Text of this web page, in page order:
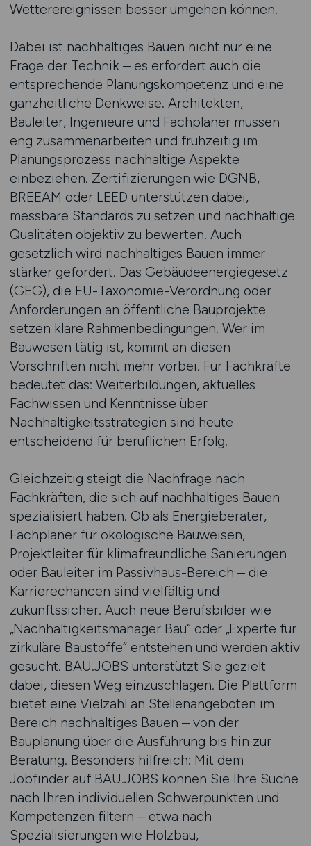
Wetterereignissen besser umgehen können.
Dabei ist nachhaltiges Bauen nicht nur eine
Frage der Technik – es erfordert auch die
entsprechende Planungskompetenz und eine
ganzheitliche Denkweise. Architekten,
Bauleiter, Ingenieure und Fachplaner müssen
eng zusammenarbeiten und frühzeitig im
Planungsprozess nachhaltige Aspekte
einbeziehen. Zertifizierungen wie DGNB,
BREEAM oder LEED unterstützen dabei,
messbare Standards zu setzen und nachhaltige
Qualitäten objektiv zu bewerten. Auch
gesetzlich wird nachhaltiges Bauen immer
stärker gefordert. Das Gebäudeenergiegesetz
(GEG), die EU-Taxonomie-Verordnung oder
Anforderungen an öffentliche Bauprojekte
setzen klare Rahmenbedingungen. Wer im
Bauwesen tätig ist, kommt an diesen
Vorschriften nicht mehr vorbei. Für Fachkräfte
bedeutet das: Weiterbildungen, aktuelles
Fachwissen und Kenntnisse über
Nachhaltigkeitsstrategien sind heute
entscheidend für beruflichen Erfolg.
Gleichzeitig steigt die Nachfrage nach
Fachkräften, die sich auf nachhaltiges Bauen
spezialisiert haben. Ob als Energieberater,
Fachplaner für ökologische Bauweisen,
Projektleiter für klimafreundliche Sanierungen
oder Bauleiter im Passivhaus-Bereich – die
Karrierechancen sind vielfältig und
zukunftssicher. Auch neue Berufsbilder wie
„Nachhaltigkeitsmanager Bau“ oder „Experte für
zirkuläre Baustoffe“ entstehen und werden aktiv
gesucht. BAU.JOBS unterstützt Sie gezielt
dabei, diesen Weg einzuschlagen. Die Plattform
bietet eine Vielzahl an Stellenangeboten im
Bereich nachhaltiges Bauen – von der
Bauplanung über die Ausführung bis hin zur
Beratung. Besonders hilfreich: Mit dem
Jobfinder auf BAU.JOBS können Sie Ihre Suche
nach Ihren individuellen Schwerpunkten und
Kompetenzen filtern – etwa nach
Spezialisierungen wie Holzbau,